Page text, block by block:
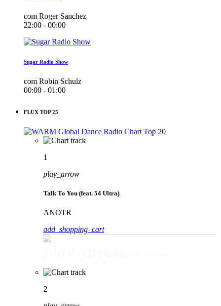
com Roger Sanchez
22:00 - 00:00
Sugar Radio Show
com Robin Schulz
00:00 - 01:00
FLUX TOP 25
1
play_arrow
Talk To You (feat. 54 Ultra)
ANOTR
add_shopping_cart
2